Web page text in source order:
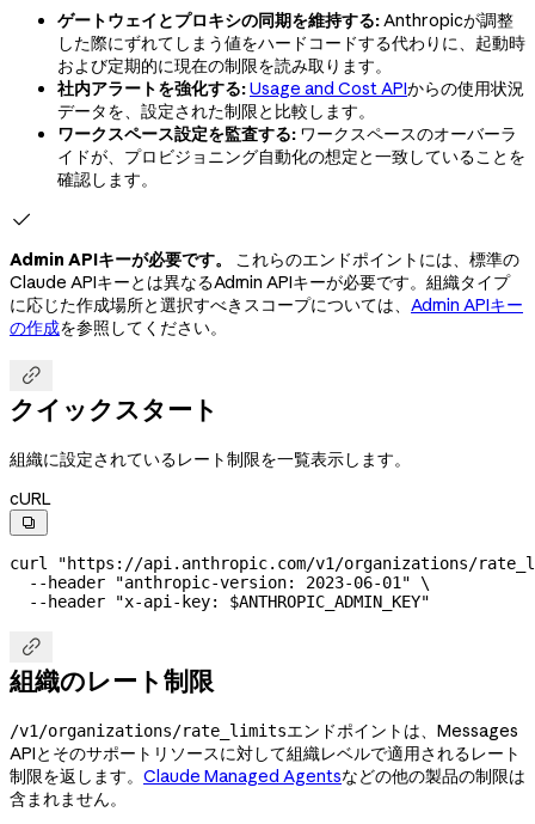
ゲートウェイとプロキシの同期を維持する:Anthropicが調整
した際にずれてしまう値をハードコードする代わりに、起動時
および定期的に現在の制限を読み取ります。
社内アラートを強化する:Usage and Cost APIからの使用状況
データを、設定された制限と比較します。
ワークスペース設定を監査する: ワークスペースのオーバーラ
イドが、プロビジョニング自動化の想定と一致していることを
確認します。

Admin APIキーが必要です。
これらのエンドポイントには、標準の
Claude APIキーとは異なるAdmin APIキーが必要です。組織タイプ
に応じた作成場所と選択すべきスコープについては、 Admin APIキー
の作成を参照してください。

クイックスタート
組織に設定されているレート制限を一覧表示します。
cURL

curl
"https://api.anthropic.com/v1/organizations/
  --header
"anthropic-version: 2023-06-01" \
  --header
"x-api-key: $ANTHROPIC_ADMIN_KEY"

組織のレート制限
/v1/organizations/rate_limitsエンドポイントは、Messages
APIとそのサポートリソースに対して組織レベルで適用されるレート
制限を返します。 Claude Managed Agentsなどの他の製品の制限は
含まれません。